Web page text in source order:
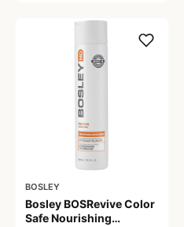
BOSLEY
Bosley BOSRevive Color
Safe Nourishing